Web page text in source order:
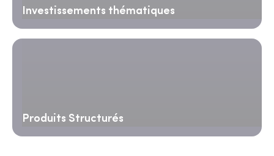
Investissements thématiques
Produits Structurés